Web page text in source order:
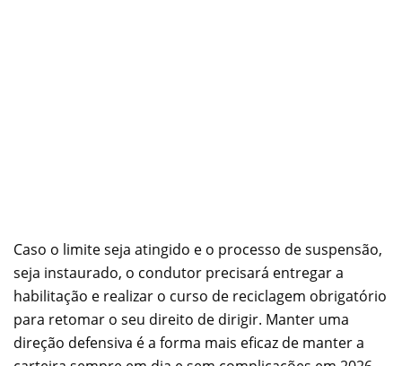
Caso o limite seja atingido e o processo de suspensão,
seja instaurado, o condutor precisará entregar a
habilitação e realizar o curso de reciclagem obrigatório
para retomar o seu direito de dirigir. Manter uma
direção defensiva é a forma mais eficaz de manter a